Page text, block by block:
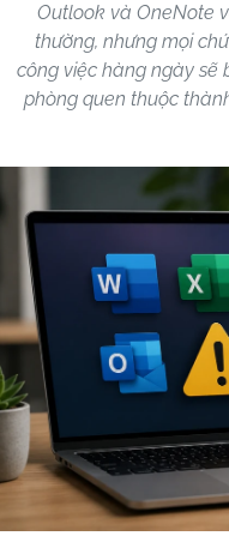
Outlook và OneNote
thường, nhưng mọi
công việc hàng ngày sẽ
phòng quen thuộc